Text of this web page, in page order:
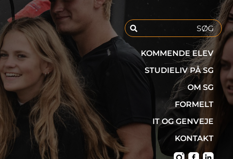
KOMMENDE ELEV
STUDIELIV PÅ SG
OM SG
FORMELT
IT OG GENVEJE
KONTAKT